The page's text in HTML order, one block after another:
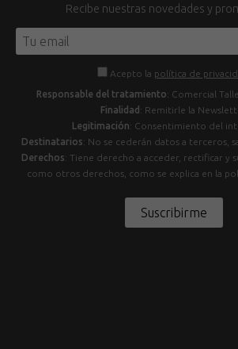
Recibe nuestras novedades y
Acepto la política de
Responsable del tratamiento: Comercial
Finalidad : Remitirle la
Legitimación: Consentimiento del
Destinatarios: No se cederán datos a terceros,
Derechos: Tiene derecho a acceder, rectificar y
como otros derechos, como se explica en la
Suscribirme